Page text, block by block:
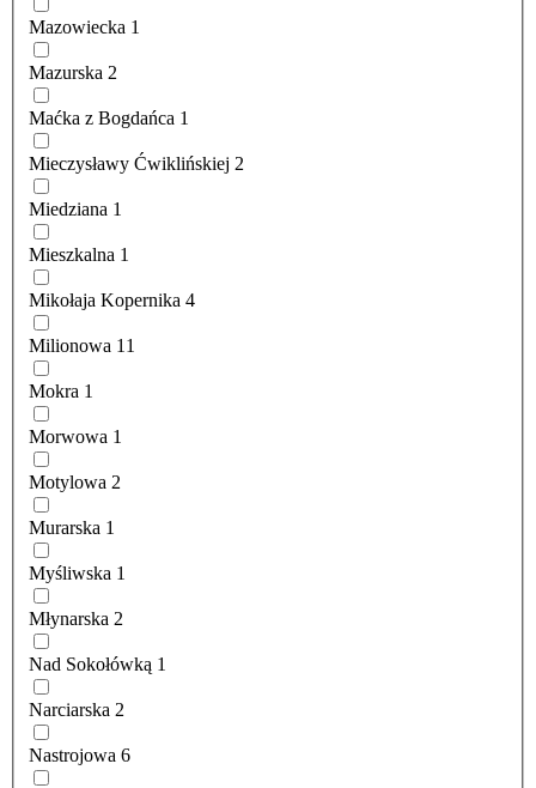
Mazowiecka 1
Mazurska 2
Maćka z Bogdańca 1
Mieczysławy Ćwiklińskiej 2
Miedziana 1
Mieszkalna 1
Mikołaja Kopernika 4
Milionowa 11
Mokra 1
Morwowa 1
Motylowa 2
Murarska 1
Myśliwska 1
Młynarska 2
Nad Sokołówką 1
Narciarska 2
Nastrojowa 6